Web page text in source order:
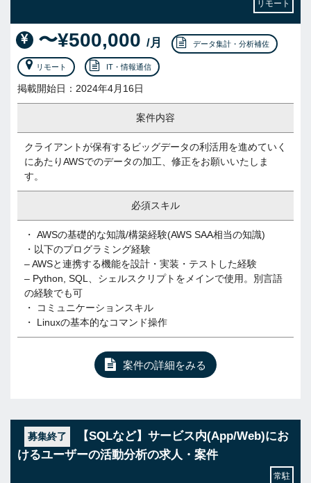
リモート
〜¥500,000 /月 データ集計・分析補佐
リモート IT・情報通信
掲載開始日：2024年4月16日
案件内容
クライアントが保有するビッグデータの利活用を進めていく
にあたりAWSでのデータの加工、修正をお願いいたしま
す。
必須スキル
・ AWSの基礎的な知識/構築経験(AWS SAA相当の知識)
・以下のプログラミング経験
– AWSと連携する機能を設計・実装・テストした経験
– Python, SQL、シェルスクリプトをメインで使用。別言語
の経験でも可
・ コミュニケーションスキル
・ Linuxの基本的なコマンド操作
案件の詳細をみる
募集終了
【SQLなど】サービス内(App/Web)にお
けるユーザーの活動分析の求人・案件
常駐